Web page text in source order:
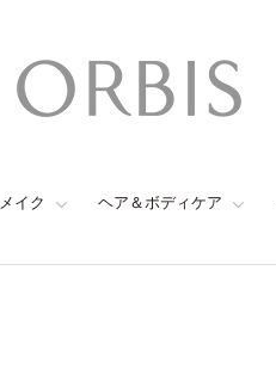
メイク ヘア＆ボディケア